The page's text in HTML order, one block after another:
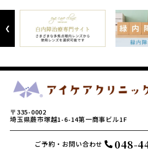
Previous
〒335-0002
埼玉県蕨市塚越1-6-14第一商事ビル1F
ご予約・お問い合わせ 048-